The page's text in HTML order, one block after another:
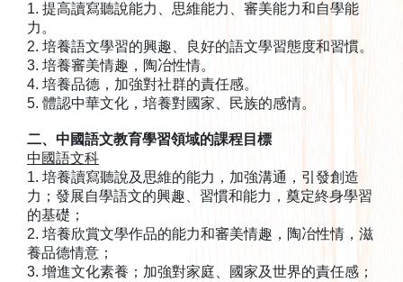
1. 提高讀寫聽說能力、思維能力、審美能力和自學能
力。
2. 培養語文學習的興趣、良好的語文學習態度和習慣。
3. 培養審美情趣，陶冶性情。
4. 培養品德，加強對社群的責任感。
5. 體認中華文化，培養對國家、民族的感情。
二、中國語文教育學習領域的課程目標
中國語文科
1. 培養讀寫聽說及思維的能力，加強溝通，引發創造
力；發展自學語文的興趣、習慣和能力，奠定終身學習
的基礎；
2. 培養欣賞文學作品的能力和審美情趣，陶冶性情，滋
養品德情意；
3. 增進文化素養；加強對家庭、國家及世界的責任感；